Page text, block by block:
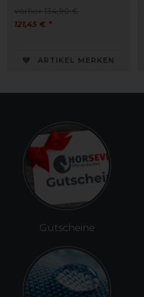
vorher 134,90 €
121,45 € *
ARTIKEL MERKEN
Gutscheine